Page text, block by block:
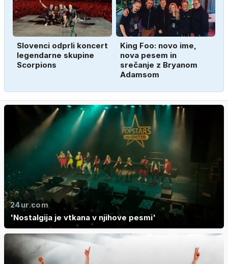
Slovenci odprli koncert
legendarne skupine
Scorpions
King Foo: novo ime,
nova pesem in
srečanje z Bryanom
Adamsom
24ur.com
'Nostalgija je vtkana v njihove pesmi'